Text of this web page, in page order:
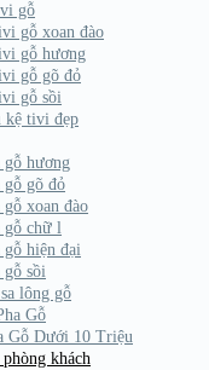
gỗ
gỗ xoan đào
gỗ hương
gỗ gõ đỏ
gỗ sồi
kệ tivi đẹp
gỗ hương
gỗ gõ đỏ
gỗ xoan đào
gỗ chữ l
gỗ hiện đại
gỗ sồi
lông gỗ
Gỗ
Gỗ Dưới 10 Triệu
khách